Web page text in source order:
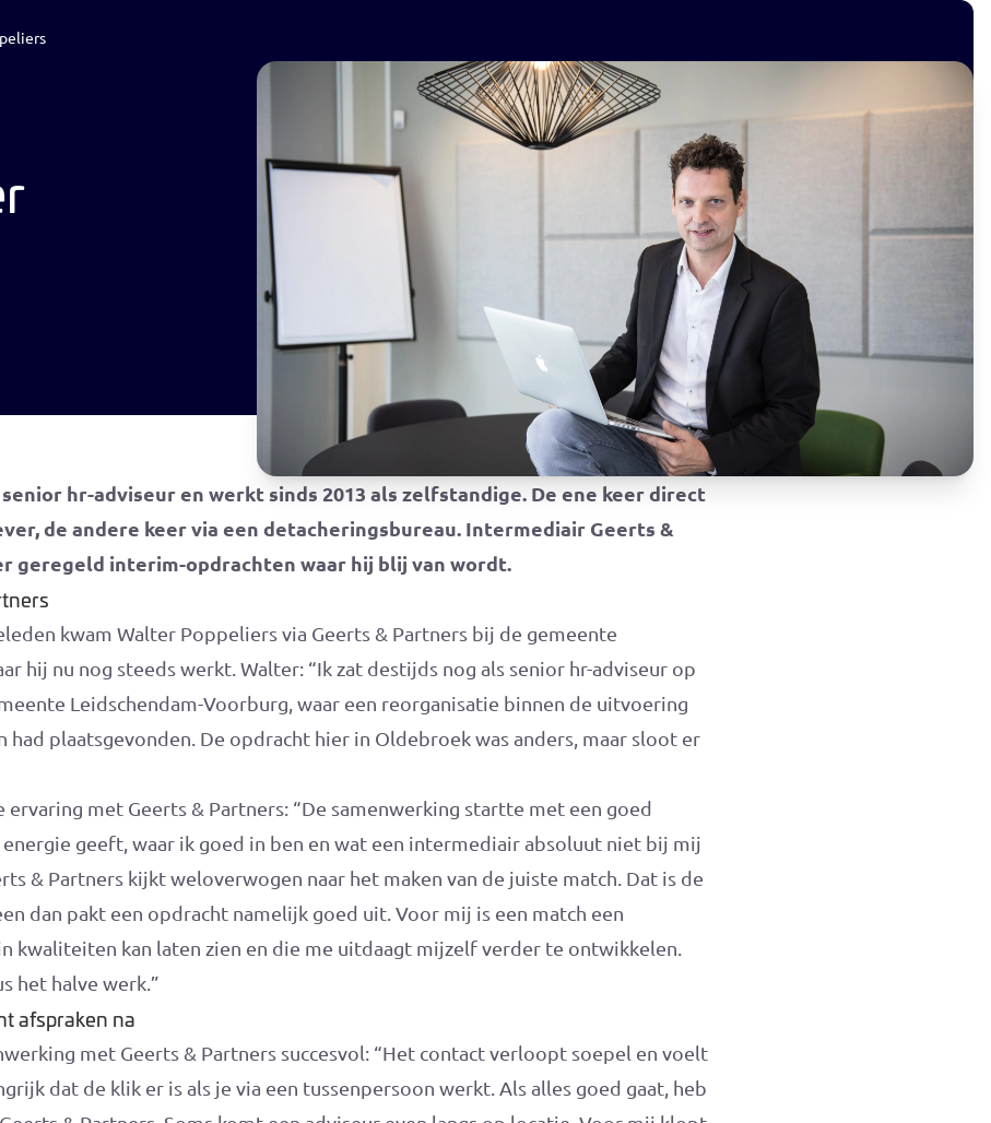
Werving & Selectie
Geen resultaten gevonden
hr-adviseur en werkt sinds 2013 als zelfstandige. De ene keer direct
de andere keer via een detacheringsbureau. Intermediair Geerts &
geregeld interim-opdrachten waar hij blij van wordt.
kwam Walter Poppeliers via Geerts & Partners bij de gemeente
hij nu nog steeds werkt. Walter: “Ik zat destijds nog als senior hr-adviseur op
Leidschendam-Voorburg, waar een reorganisatie binnen de uitvoering
had plaatsgevonden. De opdracht hier in Oldebroek was anders, maar sloot er
met Geerts & Partners: “De samenwerking startte met een goed
geeft, waar ik goed in ben en wat een intermediair absoluut niet bij mij
& Partners kijkt weloverwogen naar het maken van de juiste match. Dat is de
dan pakt een opdracht namelijk goed uit. Voor mij is een match een
kwaliteiten kan laten zien en die me uitdaagt mijzelf verder te ontwikkelen.
het halve werk.”
afspraken na
met Geerts & Partners succesvol: “Het contact verloopt soepel en voelt
dat de klik er is als je via een tussenpersoon werkt. Als alles goed gaat, heb